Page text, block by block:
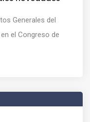
Generales del
el Congreso de